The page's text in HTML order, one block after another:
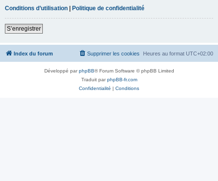
Conditions d’utilisation | Politique de confidentialité
S’enregistrer
Index du forum Heures au format UTC+02:00
Supprimer les cookies
Développé parphpBB® Forum Software © phpBB Limited
Traduit parphpBB-fr.com
Confidentialité | Conditions